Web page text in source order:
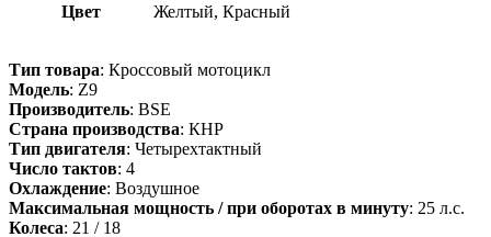
Цвет Желтый, Красный
Тип товара: Кроссовый мотоцикл
Модель: Z9
Производитель: BSE
Страна производства: КНР
Тип двигателя: Четырехтактный
Число тактов: 4
Охлаждение: Воздушное
Максимальная мощность / при оборотах в минуту: 25 л.с.
Колеса: 21 / 18